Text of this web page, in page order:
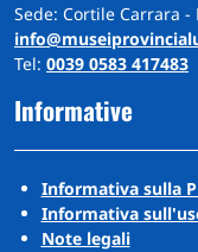
Sede: Cortile Carrara -
Tel: 0039 0583 417483
Informative
Informativa sulla
Informativa
Note legali